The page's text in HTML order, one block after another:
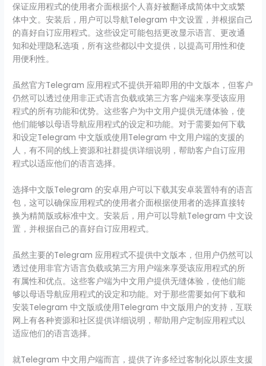
保证应用程式的使用者介面根据个人喜好被翻译成简体中文或繁
体中文。安装后，用户可以导航Telegram 中文设置，并根据自己
的喜好自订应用程式。这些设定可能包括更改显示语言、更改通
知和处理隐私选项，所有这些都以中文提供，以提高可用性和使
用便利性。
虽然官方Telegram 应用程式不提供开箱即用的中文版本，但客户
仍然可以透过使用非正式语言负载或第三方客户端来享受该应用
程式的所有功能和优势。这些客户为中文用户提供无缝体验，使
他们能够以母语导航应用程式的设定和功能。对于需要如何下载
和设定Telegram 中文版或使用Telegram 中文用户端的支援的
人，有不同的线上资源和社群提供详细说明，帮助客户自订应用
程式以适应他们的语言选择。
选择中文版Telegram 的安卓用户可以下载其安卓装置特有的语言
包，这可以确保应用程式的使用者介面根据使用者的选择直接转
换为精简版或标准中文。安装后，用户可以导航Telegram 中文设
置，并根据自己的喜好自订应用程式。
虽然主要的Telegram 应用程式不提供中文版本，但用户仍然可以
透过使用非官方语言负载或第三方用户端来享受该应用程式的所
有属性和优点。这些客户端为中文用户提供无缝体验，使他们能
够以母语导航应用程式的设定和功能。对于那些需要如何下载和
安装Telegram 中文版或使用Telegram 中文版用户的支持，互联
网上有各种资源和社区提供详细说明，帮助用户定制应用程式以
适应他们的语言选择。
就Telegram 中文用户端而言，提供了许多经过客制化以原生支援